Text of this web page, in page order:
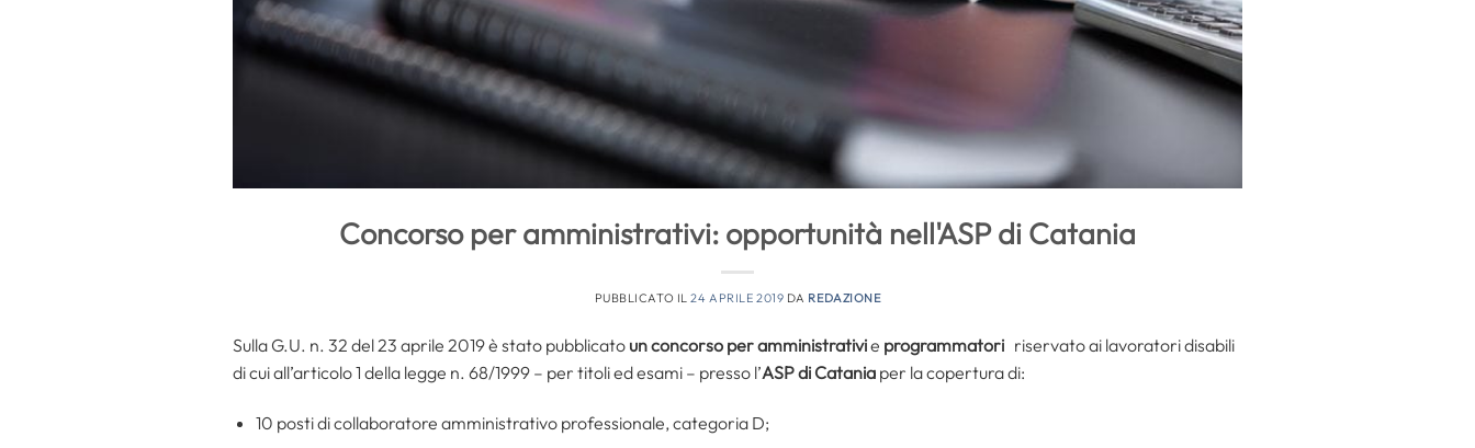
Concorso per amministrativi: opportunità nell'ASP di Catania
PUBBLICATO IL24 APRILE 2019 DA REDAZIONE
Sulla G.U. n. 32 del 23 aprile 2019 è stato pubblicato un concorso per amministrativie programmatori riservato ai lavoratori disabili
di cui all’articolo 1 della legge n. 68/1999 – per titoli ed esami – presso l’ASP di Catania per la copertura di:
10 posti di collaboratore amministrativo professionale, categoria D;